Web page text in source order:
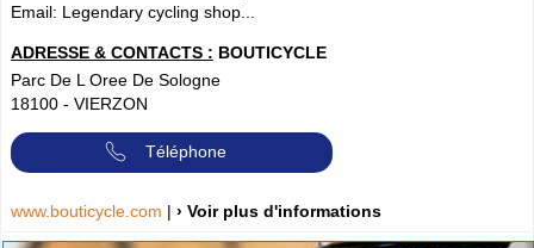
Email: Legendary cycling shop...
ADRESSE & CONTACTS : BOUTICYCLE
Parc De L Oree De Sologne
18100 - VIERZON
Téléphone
www.bouticycle.com | › Voir plus d'informations